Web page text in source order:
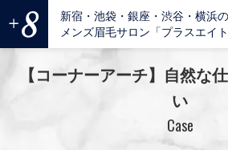
新宿・池袋・銀座・渋谷・横浜の
メンズ眉毛サロン「プラスエイト
【コーナーアーチ】自然な
い
Case